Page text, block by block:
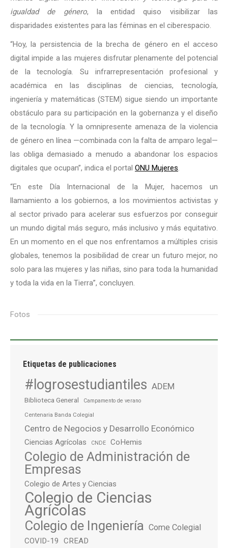
igualdad de género, la entidad quiso visibilizar las
disparidades existentes para las féminas en el ciberespacio.
“Hoy, la persistencia de la brecha de género en el acceso
digital impide a las mujeres disfrutar plenamente del potencial
de la tecnología. Su infrarrepresentación profesional y
académica en las disciplinas de ciencias, tecnología,
ingeniería y matemáticas (STEM) sigue siendo un importante
obstáculo para su participación en la gobernanza y el diseño
de la tecnología. Y la omnipresente amenaza de la violencia
de género en línea —combinada con la falta de amparo legal—
las obliga demasiado a menudo a abandonar los espacios
digitales que ocupan”, indica el portal ONU Mujeres.
“En este Día Internacional de la Mujer, hacemos un
llamamiento a los gobiernos, a los movimientos activistas y
al sector privado para acelerar sus esfuerzos por conseguir
un mundo digital más seguro, más inclusivo y más equitativo.
En un momento en el que nos enfrentamos a múltiples crisis
globales, tenemos la posibilidad de crear un futuro mejor, no
solo para las mujeres y las niñas, sino para toda la humanidad
y toda la vida en la Tierra”, concluyen.
Fotos
Etiquetas de publicaciones
#logrosestudiantiles ADEM
Biblioteca General Campamento de verano
Centenaria Banda Colegial
Centro de Negocios y Desarrollo Económico
Ciencias Agrícolas CNDE CoHemis
Colegio de Administración de
Empresas
Colegio de Artes y Ciencias
Colegio de Ciencias
Agrícolas
Colegio de Ingeniería Come Colegial
COVID-19 CREAD